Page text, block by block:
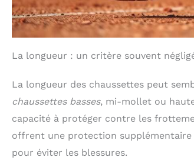
La longueur : un critère souvent
La longueur des chaussettes peut
chaussettes basses, mi-mollet ou
capacité à protéger contre les
offrent une protection supplémentaire
pour éviter les blessures.